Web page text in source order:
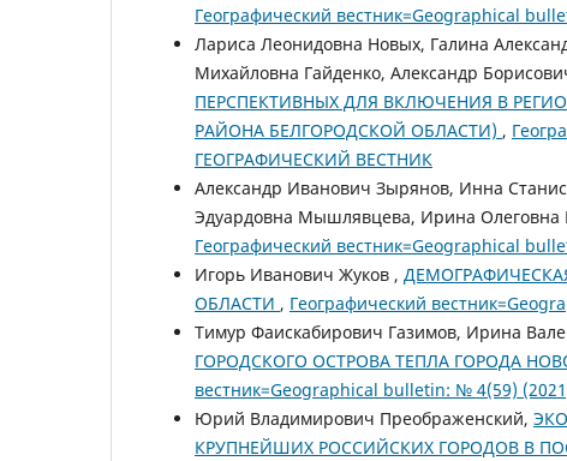
Географический вестник=Geographical
Лариса Леонидовна Новых, Галина
Михайловна Гайденко, Александр
ПЕРСПЕКТИВНЫХ ДЛЯ ВКЛЮЧЕНИЯ В
РАЙОНА БЕЛГОРОДСКОЙ ОБЛАСТИ) ,
ГЕОГРАФИЧЕСКИЙ ВЕСТНИК
Александр Иванович Зырянов, Инна
Эдуардовна Мышлявцева, Ирина Олеговна
Географический вестник=Geographical
Игорь Иванович Жуков ,
ОБЛАСТИ , Географический
Тимур Фаискабирович Газимов, Ирина
ГОРОДСКОГО ОСТРОВА ТЕПЛА ГОРОДА
вестник=Geographical bulletin: № 4(59)
Юрий Владимирович Преображенский,
КРУПНЕЙШИХ РОССИЙСКИХ ГОРОДОВ В